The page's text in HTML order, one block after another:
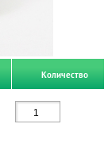
Количество